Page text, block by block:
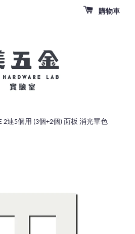
購物車
2連5個用 (3個+2個) 面板 消光單色